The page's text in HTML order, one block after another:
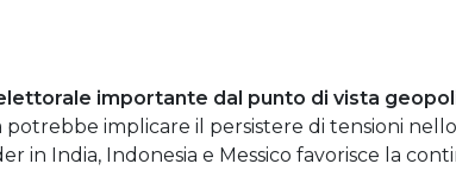
importante dal punto di vista
potrebbe implicare il persistere di tensioni
in India, Indonesia e Messico favorisce la